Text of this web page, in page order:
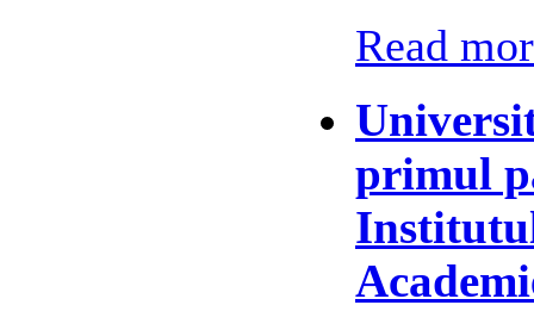
Read
primul